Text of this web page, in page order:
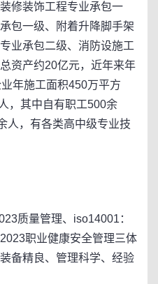
修装饰工程专业承包一
包一级、附着升降脚手架
业承包二级、消防设施工
资产约20亿元，近年来年
年施工面积450万平方
，其中自有职工500余
人，有各类高中级专业技
质量管理、iso14001：
职业健康安全管理三体
备精良、管理科学、经验